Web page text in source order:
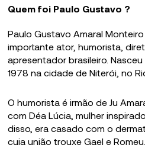
Quem foi Paulo Gustavo ?
Paulo Gustavo Amaral
importante ator, humorista,
apresentador brasileiro.
1978 na cidade de Niterói, no
O humorista é irmão de Ju
com Déa Lúcia, mulher
disso, era casado com o
cuja união trouxe Gael e